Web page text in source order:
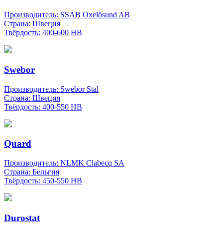
Производитель: SSAB Oxelösund AB
Страна: Швеция
Твёрдость: 400-600 НВ
Swebor
Производитель: Swebor Stal
Страна: Швеция
Твёрдость: 400-550 НВ
Quard
Производитель: NLMK Clabecq SA
Страна: Бельгия
Твёрдость: 450-550 НВ
Durostat